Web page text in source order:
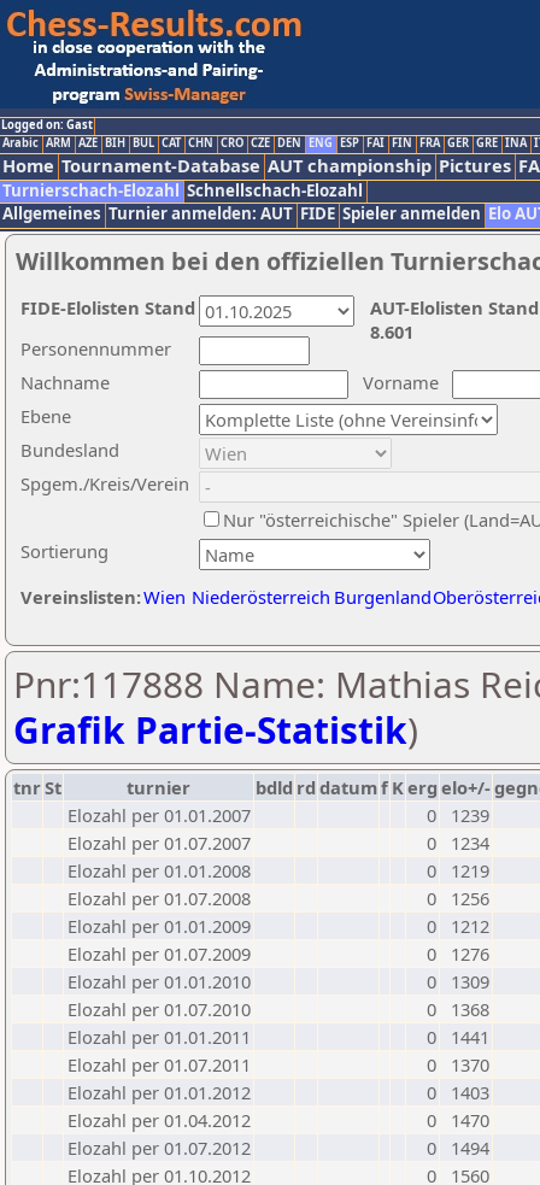
Logged on: Gast
Arabic ARM AZE BIH BUL CAT CHN CRO CZE DEN ENG ESP FAI FIN FRA GER GRE INA
Home Tournament-Database AUT championship Pictures
Turnierschach-Elozahl Schnellschach-Elozahl
Allgemeines Turnier anmelden: AUT FIDE Spieler anmelden Elo
Willkommen bei den offiziellen
Nachname
Vorname
Ebene
Sortierung
Personennummer
Bundesland
Spgem./Kreis/Verein
Nur "österreichische" Spieler
Vereinslisten:Wien Niederösterreich Burgenland
AUT-Elolisten
8.601
FIDE-Elolisten Stand
Pnr:117888 Name: Mathias
Grafik Partie-Statistik)
tnrSt turnier bdld rd datumf Kerg elo+/-
Elozahl per 01.01.2007
0
1239
Elozahl per 01.07.2007
0
1234
Elozahl per 01.01.2008
0
1219
Elozahl per 01.07.2008
0
1256
Elozahl per 01.01.2009
0
1212
Elozahl per 01.07.2009
0
1276
Elozahl per 01.01.2010
0
1309
Elozahl per 01.07.2010
0
1368
Elozahl per 01.01.2011
0
1441
Elozahl per 01.07.2011
0
1370
Elozahl per 01.01.2012
0
1403
Elozahl per 01.04.2012
0
1470
Elozahl per 01.07.2012
0
1494
Elozahl per 01.10.2012
0
1560